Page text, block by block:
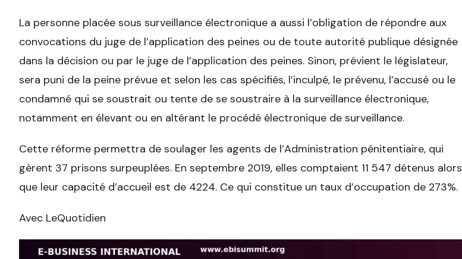
La personne placée sous surveillance électronique a aussi l’obligation de répondre aux
convocations du juge de l’application des peines ou de toute autorité publique désignée
dans la décision ou par le juge de l’application des peines. Sinon, prévient le législateur,
sera puni de la peine prévue et selon les cas spécifiés, l’inculpé, le prévenu, l’accusé ou le
condamné qui se soustrait ou tente de se soustraire à la surveillance électronique,
notamment en élevant ou en altérant le procédé électronique de surveillance.
Cette réforme permettra de soulager les agents de l’Administra­tion pénitentiaire, qui
gèrent 37 prisons surpeuplées. En septembre 2019, elles comptaient 11 547 détenus alors
que leur capacité d’accueil est de 4224. Ce qui constitue un taux d’occupation de 273%.
Avec LeQuotidien